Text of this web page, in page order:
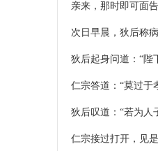
亲来，那时即可面
次日早晨，狄后称
狄后起身问道：“陛
仁宗答道：“莫过于
狄后叹道：“若为人
仁宗接过打开，见